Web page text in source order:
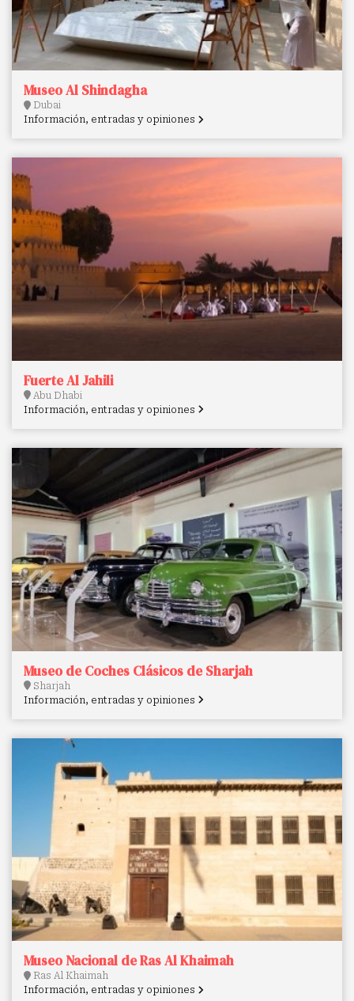
Museo Al Shindagha
Dubai
Información, entradas y opiniones
Fuerte Al Jahili
Abu Dhabi
Información, entradas y opiniones
Museo de Coches Clásicos de Sharjah
Sharjah
Información, entradas y opiniones
Museo Nacional de Ras Al Khaimah
Ras Al Khaimah
Información, entradas y opiniones